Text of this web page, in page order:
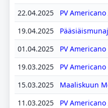
22.04.2025
PV
19.04.2025
01.04.2025
PV
19.03.2025
PV
15.03.2025
Maaliskuun
11.03.2025
PV